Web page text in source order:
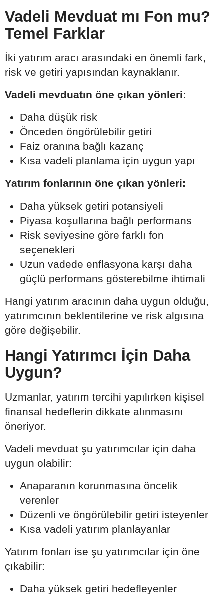
Vadeli Mevduat mı Fon mu?
Temel Farklar
İki yatırım aracı arasındaki en önemli fark,
risk ve getiri yapısından kaynaklanır.
Vadeli mevduatın öne çıkan yönleri:
Daha düşük risk
Önceden öngörülebilir getiri
Faiz oranına bağlı kazanç
Kısa vadeli planlama için uygun yapı
Yatırım fonlarının öne çıkan yönleri:
Daha yüksek getiri potansiyeli
Piyasa koşullarına bağlı performans
Risk seviyesine göre farklı fon
seçenekleri
Uzun vadede enflasyona karşı daha
güçlü performans gösterebilme ihtimali
Hangi yatırım aracının daha uygun olduğu,
yatırımcının beklentilerine ve risk algısına
göre değişebilir.
Hangi Yatırımcı İçin Daha
Uygun?
Uzmanlar, yatırım tercihi yapılırken kişisel
finansal hedeflerin dikkate alınmasını
öneriyor.
Vadeli mevduat şu yatırımcılar için daha
uygun olabilir:
Anaparanın korunmasına öncelik
verenler
Düzenli ve öngörülebilir getiri isteyenler
Kısa vadeli yatırım planlayanlar
Yatırım fonları ise şu yatırımcılar için öne
çıkabilir:
Daha yüksek getiri hedefleyenler